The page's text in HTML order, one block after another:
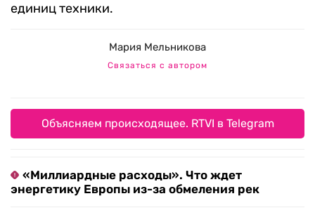
единиц техники.
Мария Мельникова
Связаться с автором
Объясняем происходящее. RTVI в Telegram
«Миллиардные расходы». Что ждет
энергетику Европы из-за обмеления рек